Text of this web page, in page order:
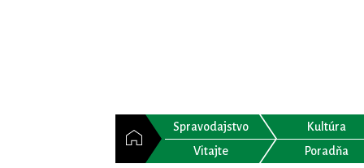
Spravodajstvo
Kultúra
Vitajte
Poradňa